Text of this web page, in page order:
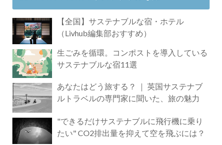
【全国】サステナブルな宿・ホテル
（Livhub編集部おすすめ）
生ごみを循環。コンポストを導入している
サステナブルな宿11選
あなたはどう旅する？ ｜ 英国サステナブ
ルトラベルの専門家に聞いた、旅の魅力
"できるだけサステナブルに飛行機に乗り
たい" CO2排出量を抑えて空を飛ぶには？